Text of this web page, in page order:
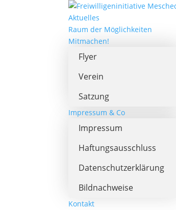
Aktuelles
Raum der Möglichkeiten
Mitmachen!
Flyer
Verein
Satzung
Impressum & Co
Impressum
Haftungsausschluss
Datenschutzerklärung
Bildnachweise
Kontakt